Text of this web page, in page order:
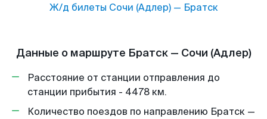
Ж/д билеты Сочи (Адлер)— Братск
Данные о маршруте Братск — Сочи (Адлер)
Расстояние от станции отправления до
станции прибытия - 4478 км.
Количество поездов по направлению Братск —